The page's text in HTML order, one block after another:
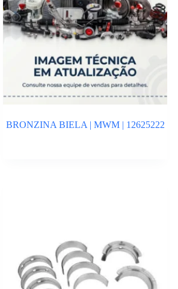
BRONZINA BIELA | MWM | 12625222